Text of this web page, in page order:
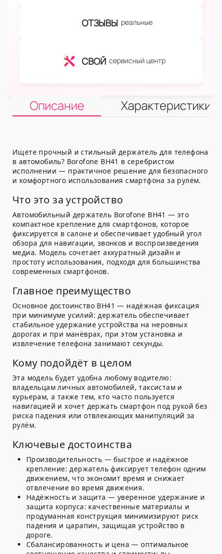
ОТЗЫВЫ реальные
СВОЙ сервисный центр
Описание Характеристики
Ищете прочный и стильный держатель для телефона
в автомобиль? Borofone BH41 в серебристом
исполнении — практичное решение для безопасного
и комфортного использования смартфона за рулём.
Что это за устройство
Автомобильный держатель Borofone BH41 — это
компактное крепление для смартфонов, которое
фиксируется в салоне и обеспечивает удобный угол
обзора для навигации, звонков и воспроизведения
медиа. Модель сочетает аккуратный дизайн и
простоту использования, подходя для большинства
современных смартфонов.
Главное преимущество
Основное достоинство BH41 — надёжная фиксация
при минимуме усилий: держатель обеспечивает
стабильное удержание устройства на неровных
дорогах и при манёврах, при этом установка и
извлечение телефона занимают секунды.
Кому подойдёт в целом
Эта модель будет удобна любому водителю:
владельцам личных автомобилей, таксистам и
курьерам, а также тем, кто часто пользуется
навигацией и хочет держать смартфон под рукой без
риска падения или отвлекающих манипуляций за
рулём.
Ключевые достоинства
Производительность — быстрое и надёжное
крепление: держатель фиксирует телефон одним
движением, что экономит время и снижает
отвлечение во время движения.
Надёжность и защита — уверенное удержание и
защита корпуса: качественные материалы и
продуманная конструкция минимизируют риск
падения и царапин, защищая устройство в
дороге.
Сбалансированность и цена — оптимальное